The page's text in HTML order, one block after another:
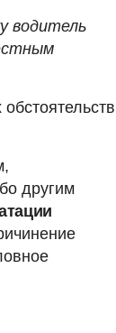
водитель
другим